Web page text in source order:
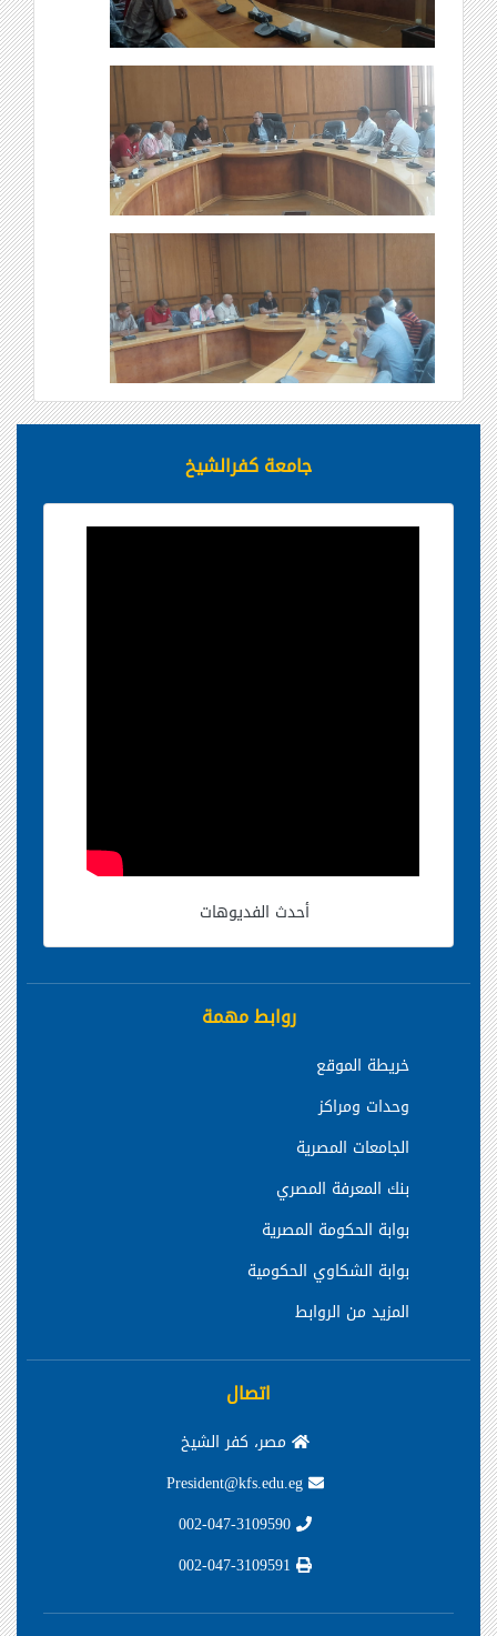
جامعة كفرالشيخ
أحدث الفديوهات
روابط مهمة
خريطة الموقع
وحدات ومراكز
الجامعات المصرية
بنك المعرفة المصري
بوابة الحكومة المصرية
بوابة الشكاوي الحكومية
المزيد من الروابط
اتصال
مصر، كفر الشيخ